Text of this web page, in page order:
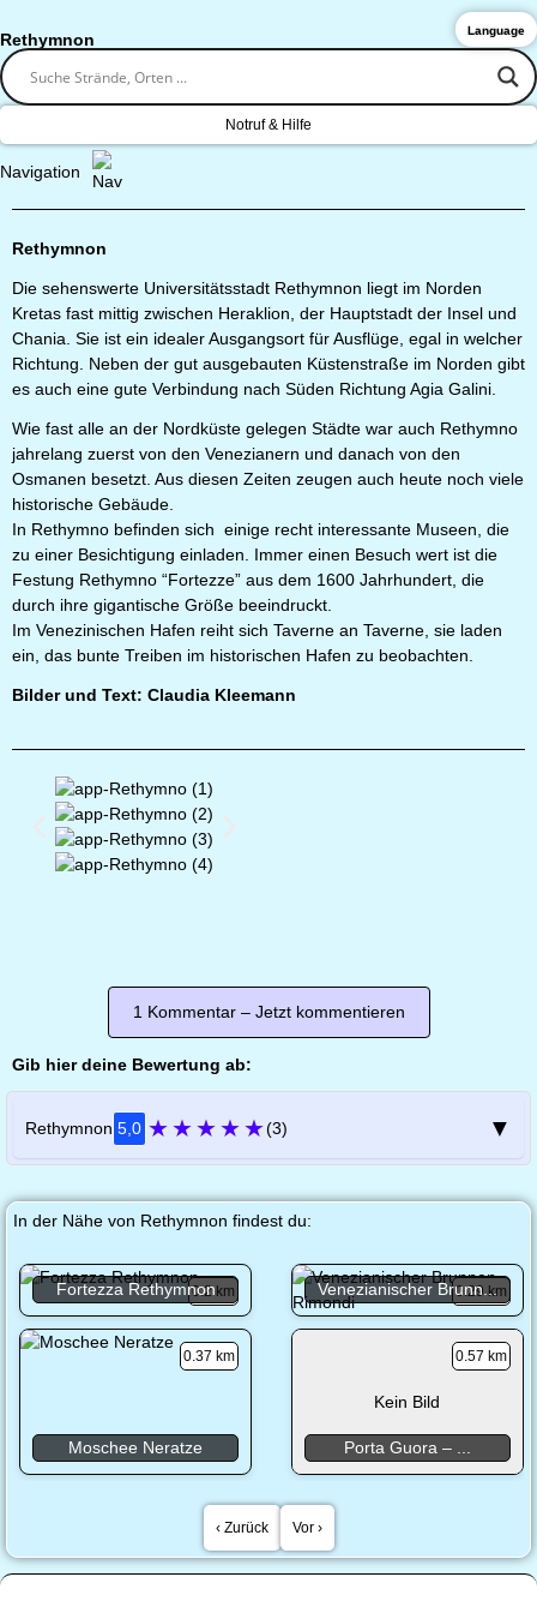
Rethymnon
Notruf & Hilfe
Navigation
Rethymnon
Die sehenswerte Universitätsstadt Rethymnon liegt im Norden
Kretas fast mittig zwischen Heraklion, der Hauptstadt der Insel und
Chania. Sie ist ein idealer Ausgangsort für Ausflüge, egal in welcher
Richtung. Neben der gut ausgebauten Küstenstraße im Norden gibt
es auch eine gute Verbindung nach Süden Richtung Agia Galini.
Wie fast alle an der Nordküste gelegen Städte war auch Rethymno
jahrelang zuerst von den Venezianern und danach von den
Osmanen besetzt. Aus diesen Zeiten zeugen auch heute noch viele
historische Gebäude.
In Rethymno befinden sich einige recht interessante Museen, die
zu einer Besichtigung einladen. Immer einen Besuch wert ist die
Festung Rethymno “Fortezze” aus dem 1600 Jahrhundert, die
durch ihre gigantische Größe beeindruckt.
Im Venezinischen Hafen reiht sich Taverne an Taverne, sie laden
ein, das bunte Treiben im historischen Hafen zu beobachten.
Bilder und Text: Claudia Kleemann
1 Kommentar – Jetzt kommentieren
Gib hier deine Bewertung ab:
Rethymnon 5,0 ★★★★★(3) ▼
In der Nähe von Rethymnon findest du:
0.2 km
Fortezza Rethymnon 0.29 km
Venezianischer Brunn...
0.37 km
Moschee Neratze
Kein Bild
0.57 km
Porta Guora – ...
‹ Zurück Vor ›
Language